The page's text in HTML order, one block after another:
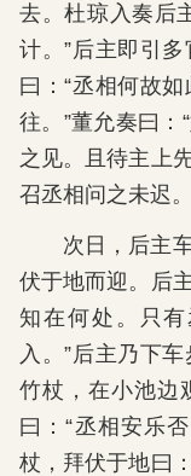
去。杜琼入奏后
计。”后主即引
曰：“丞相何故
往。”董允奏曰：
之见。且待主上
召丞相问之未迟。
次日，后主
伏于地而迎。后
知在何处。只
入。”后主乃下
竹杖，在小池边
曰：“丞相安乐
杖，拜伏于地曰